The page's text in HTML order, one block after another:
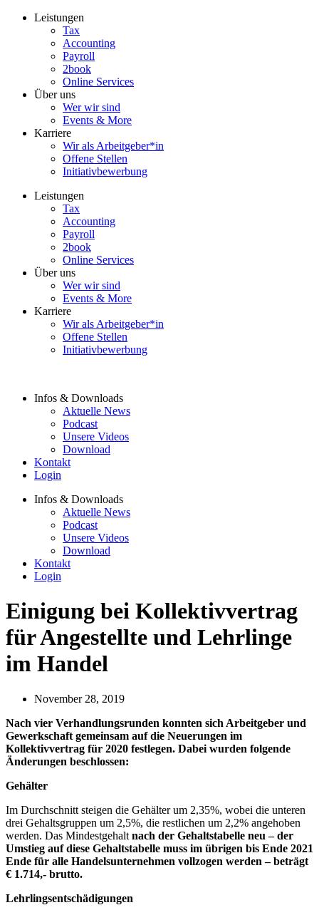
Zum
Leistungen
Tax
Accounting
Payroll
2book
Online Services
Über uns
Wer wir sind
Events & More
Karriere
Wir als Arbeitgeber*in
Offene Stellen
Initiativbewerbung
Leistungen
Tax
Accounting
Payroll
2book
Online Services
Über uns
Wer wir sind
Events & More
Karriere
Wir als Arbeitgeber*in
Offene Stellen
Initiativbewerbung
Infos & Downloads
Aktuelle News
Podcast
Unsere Videos
Download
Kontakt
Login
Infos & Downloads
Aktuelle News
Podcast
Unsere Videos
Download
Kontakt
Login
Einigung bei Kollektivvertrag
für Angestellte und Lehrlinge
im Handel
November 28, 2019
Nach vier Verhandlungsrunden konnten sich Arbeitgeber und
Gewerkschaft gemeinsam auf die Neuerungen im
Kollektivvertrag für 2020 festlegen. Dabei wurden folgende
Änderungen beschlossen:
Gehälter
Im Durchschnitt steigen die Gehälter um 2,35%, wobei die unteren
drei Gehaltsgruppen um 2,5%, die restlichen um 2,2% angehoben
werden. Das Mindestgehalt nach der Gehaltstabelle neu – der
Umstieg auf diese Gehaltstabelle muss im übrigen bis Ende 2021
Ende für alle Handelsunternehmen vollzogen werden – beträgt
€ 1.714,- brutto.
Lehrlingsentschädigungen